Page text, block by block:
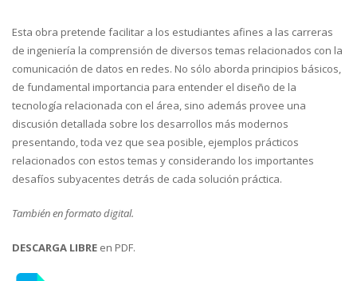
Esta obra pretende facilitar a los estudiantes afines a las carreras
de ingeniería la comprensión de diversos temas relacionados con la
comunicación de datos en redes. No sólo aborda principios básicos,
de fundamental importancia para entender el diseño de la
tecnología relacionada con el área, sino además provee una
discusión detallada sobre los desarrollos más modernos
presentando, toda vez que sea posible, ejemplos prácticos
relacionados con estos temas y considerando los importantes
desafíos subyacentes detrás de cada solución práctica.
También en formato digital.
DESCARGA LIBRE en PDF.